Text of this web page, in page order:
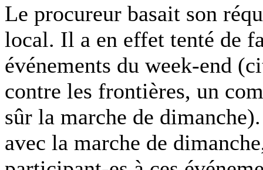
Le procureur basait son
local. Il a en effet tenté de
événements du week-end
contre les frontières, un
sûr la marche de
avec la marche de